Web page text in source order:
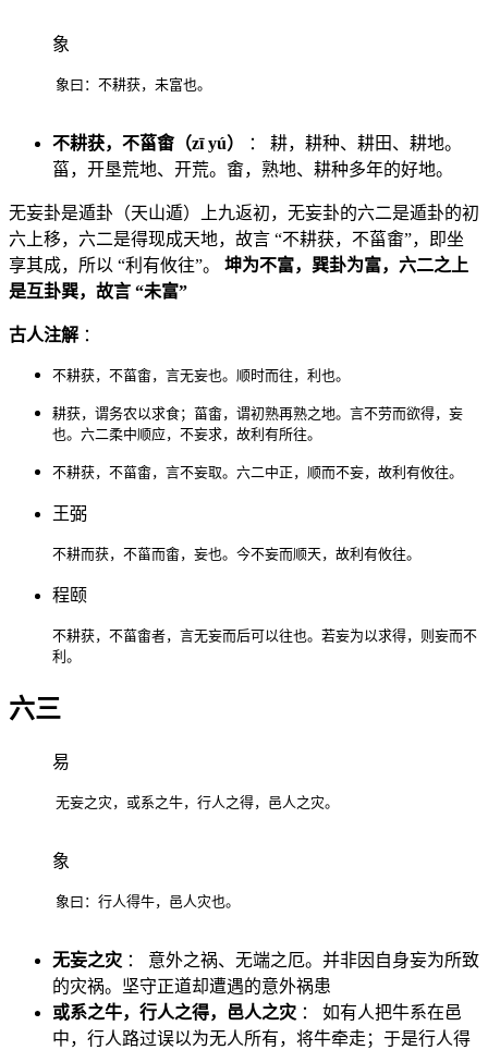
象
象曰：不耕获，未富也。
不耕获，不菑畬（zī yú）
： 耕，耕种、耕田、耕地。
菑，开垦荒地、开荒。畬，熟地、耕种多年的好地。
无妄卦是遁卦（天山遁）上九返初，无妄卦的六二是遁卦的初
六上移，六二是得现成天地，故言 “不耕获，不菑畬”，即坐
享其成，所以 “利有攸往”。 坤为不富，巽卦为富，六二之上
是互卦巽，故言 “未富”
古人注解 ：
不耕获，不菑畬，言无妄也。顺时而往，利也。
耕获，谓务农以求食；菑畬，谓初熟再熟之地。言不劳而欲得，妄
也。六二柔中顺应，不妄求，故利有所往。
不耕获，不菑畬，言不妄取。六二中正，顺而不妄，故利有攸往。
王弼
不耕而获，不菑而畬，妄也。今不妄而顺天，故利有攸往。
程颐
不耕获，不菑畬者，言无妄而后可以往也。若妄为以求得，则妄而不
利。
六三
易
无妄之灾，或系之牛，行人之得，邑人之灾。
象
象曰：行人得牛，邑人灾也。
无妄之灾 ： 意外之祸、无端之厄。并非因自身妄为所致
的灾祸。坚守正道却遭遇的意外祸患
或系之牛，行人之得，邑人之灾 ： 如有人把牛系在邑
中，行人路过误以为无人所有，将牛牵走；于是行人得